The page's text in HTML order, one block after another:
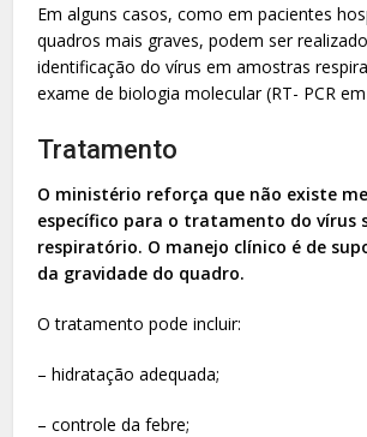
Em alguns casos, como em pacientes
quadros mais graves, podem ser
identificação do vírus em amostras
exame de biologia molecular (RT- PCR
Tratamento
O ministério reforça que não existe
específico para o tratamento do vírus
respiratório. O manejo clínico é de
da gravidade do quadro.
O tratamento pode incluir:
– hidratação adequada;
– controle da febre;